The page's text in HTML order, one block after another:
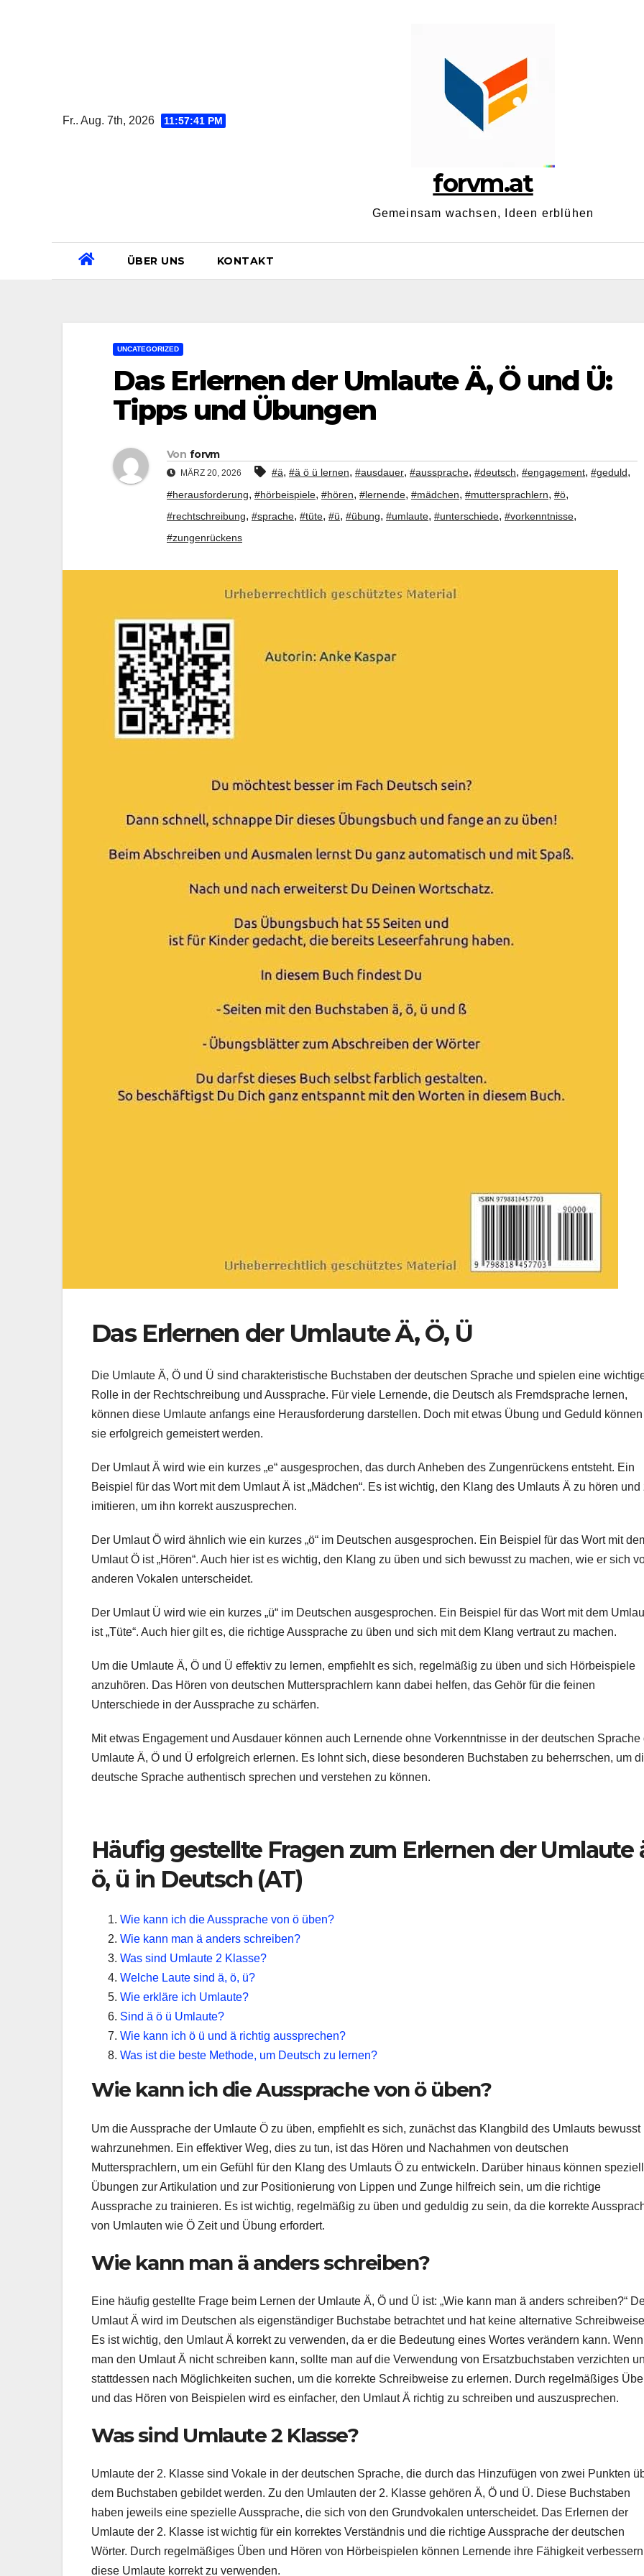
Fr.. Aug. 7th, 2026 11:57:42 PM
forvm.at
Gemeinsam wachsen, Ideen erblühen
ÜBER UNS KONTAKT
UNCATEGORIZED
Das Erlernen der Umlaute Ä, Ö und Ü:
Tipps und Übungen
Von forvm
MÄRZ 20, 2026 #ä, #ä ö ü lernen, #ausdauer, #aussprache, #deutsch, #engagement, #geduld,
#herausforderung, #hörbeispiele, #hören, #lernende, #mädchen, #muttersprachlern, #ö,
#rechtschreibung, #sprache, #tüte, #ü, #übung, #umlaute, #unterschiede, #vorkenntnisse,
#zungenrückens
Das Erlernen der Umlaute Ä, Ö, Ü
Die Umlaute Ä, Ö und Ü sind charakteristische Buchstaben der deutschen Sprache und spielen eine
Rolle in der Rechtschreibung und Aussprache. Für viele Lernende, die Deutsch als Fremdsprache lernen,
können diese Umlaute anfangs eine Herausforderung darstellen. Doch mit etwas Übung und Geduld können
sie erfolgreich gemeistert werden.
Der Umlaut Ä wird wie ein kurzes „e“ ausgesprochen, das durch Anheben des Zungenrückens entsteht. Ein
Beispiel für das Wort mit dem Umlaut Ä ist „Mädchen“. Es ist wichtig, den Klang des Umlauts Ä zu hören und
imitieren, um ihn korrekt auszusprechen.
Der Umlaut Ö wird ähnlich wie ein kurzes „ö“ im Deutschen ausgesprochen. Ein Beispiel für das Wort mit
Umlaut Ö ist „Hören“. Auch hier ist es wichtig, den Klang zu üben und sich bewusst zu machen, wie er sich
anderen Vokalen unterscheidet.
Der Umlaut Ü wird wie ein kurzes „ü“ im Deutschen ausgesprochen. Ein Beispiel für das Wort mit dem
ist „Tüte“. Auch hier gilt es, die richtige Aussprache zu üben und sich mit dem Klang vertraut zu machen.
Um die Umlaute Ä, Ö und Ü effektiv zu lernen, empfiehlt es sich, regelmäßig zu üben und sich Hörbeispiele
anzuhören. Das Hören von deutschen Muttersprachlern kann dabei helfen, das Gehör für die feinen
Unterschiede in der Aussprache zu schärfen.
Mit etwas Engagement und Ausdauer können auch Lernende ohne Vorkenntnisse in der deutschen Sprache
Umlaute Ä, Ö und Ü erfolgreich erlernen. Es lohnt sich, diese besonderen Buchstaben zu beherrschen, um
deutsche Sprache authentisch sprechen und verstehen zu können.
Häufig gestellte Fragen zum Erlernen der Umlaute
ö, ü in Deutsch (AT)
Wie kann ich die Aussprache von ö üben?
Wie kann man ä anders schreiben?
Was sind Umlaute 2 Klasse?
Welche Laute sind ä, ö, ü?
Wie erkläre ich Umlaute?
Sind ä ö ü Umlaute?
Wie kann ich ö ü und ä richtig aussprechen?
Was ist die beste Methode, um Deutsch zu lernen?
Wie kann ich die Aussprache von ö üben?
Um die Aussprache der Umlaute Ö zu üben, empfiehlt es sich, zunächst das Klangbild des Umlauts bewusst
wahrzunehmen. Ein effektiver Weg, dies zu tun, ist das Hören und Nachahmen von deutschen
Muttersprachlern, um ein Gefühl für den Klang des Umlauts Ö zu entwickeln. Darüber hinaus können
Übungen zur Artikulation und zur Positionierung von Lippen und Zunge hilfreich sein, um die richtige
Aussprache zu trainieren. Es ist wichtig, regelmäßig zu üben und geduldig zu sein, da die korrekte
von Umlauten wie Ö Zeit und Übung erfordert.
Wie kann man ä anders schreiben?
Eine häufig gestellte Frage beim Lernen der Umlaute Ä, Ö und Ü ist: „Wie kann man ä anders schreiben?“
Umlaut Ä wird im Deutschen als eigenständiger Buchstabe betrachtet und hat keine alternative
Es ist wichtig, den Umlaut Ä korrekt zu verwenden, da er die Bedeutung eines Wortes verändern kann. Wenn
man den Umlaut Ä nicht schreiben kann, sollte man auf die Verwendung von Ersatzbuchstaben verzichten
stattdessen nach Möglichkeiten suchen, um die korrekte Schreibweise zu erlernen. Durch regelmäßiges
und das Hören von Beispielen wird es einfacher, den Umlaut Ä richtig zu schreiben und auszusprechen.
Was sind Umlaute 2 Klasse?
Umlaute der 2. Klasse sind Vokale in der deutschen Sprache, die durch das Hinzufügen von zwei Punkten
dem Buchstaben gebildet werden. Zu den Umlauten der 2. Klasse gehören Ä, Ö und Ü. Diese Buchstaben
haben jeweils eine spezielle Aussprache, die sich von den Grundvokalen unterscheidet. Das Erlernen der
Umlaute der 2. Klasse ist wichtig für ein korrektes Verständnis und die richtige Aussprache der deutschen
Wörter. Durch regelmäßiges Üben und Hören von Hörbeispielen können Lernende ihre Fähigkeit
diese Umlaute korrekt zu verwenden.